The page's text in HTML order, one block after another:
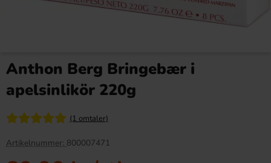
38.90 kr
Anthon Berg Bringebær i
apelsinlikör 220g
(1 omtaler)
Artikelnummer: 800007471